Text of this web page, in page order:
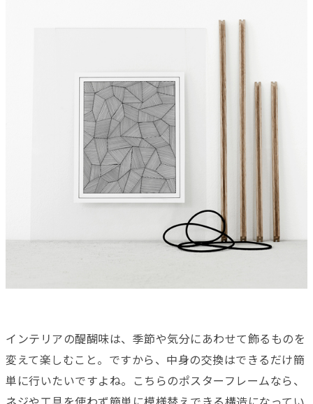
インテリアの醍醐味は、季節や気分にあわせて飾るものを
変えて楽しむこと。ですから、中身の交換はできるだけ簡
単に行いたいですよね。こちらのポスターフレームなら、